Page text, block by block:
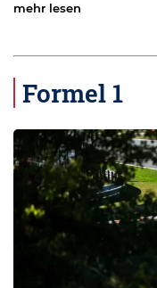
mehr lesen
Formel 1